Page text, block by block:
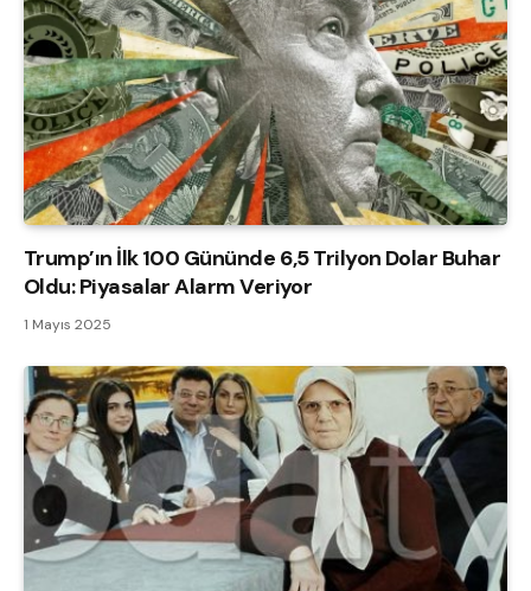
Trump’ın İlk 100 Gününde 6,5 Trilyon Dolar Buhar
Oldu: Piyasalar Alarm Veriyor
1 Mayıs 2025